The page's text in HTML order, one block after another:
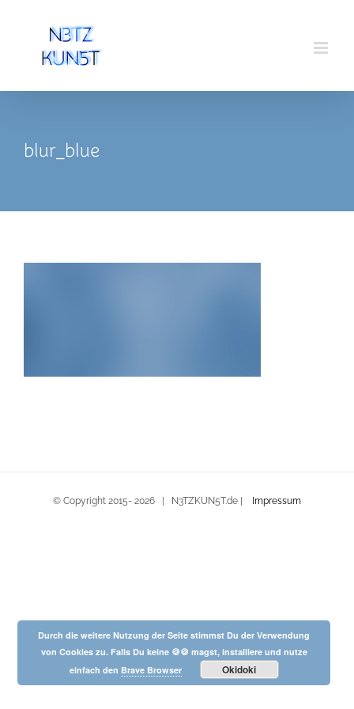
springen
blur_blue
© Copyright 2015- 2026 | N3TZKUN5T.de | Impressum
Durch die weitere Nutzung der Seite stimmst Du der Verwendung
von Cookies zu. Falls Du keine 🍪🍪 magst, installiere und nutze
einfach den Brave Browser Okidoki